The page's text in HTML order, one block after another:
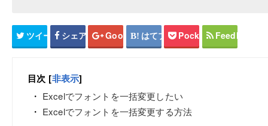
ツイート シェア Google+ はてブ Pocket Feedly
目次 [非表示]
Excelでフォントを一括変更したい
Excelでフォントを一括変更する方法